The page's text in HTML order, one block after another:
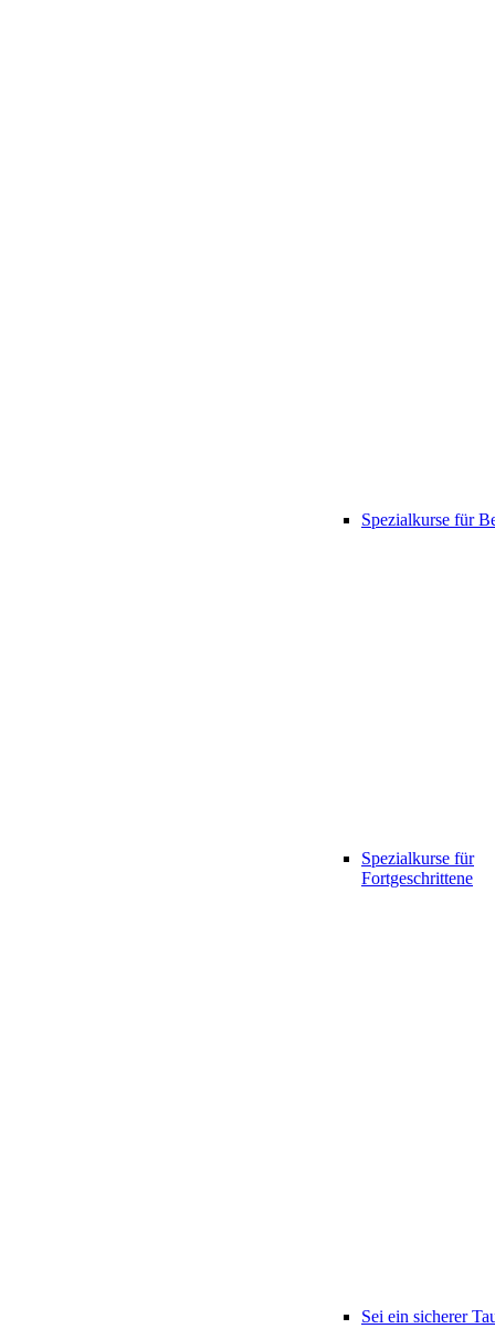
Spezialkurse für
Spezialkurse für
Fortgeschrittene
Sei ein sicherer